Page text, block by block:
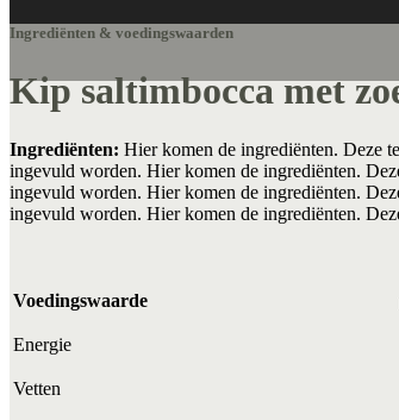
Ingrediënten & voedingswaarden
Kip saltimbocca met
Ingrediënten: Hier komen de ingrediënten. Deze
ingevuld worden. Hier komen de ingrediënten.
ingevuld worden. Hier komen de ingrediënten.
ingevuld worden. Hier komen de ingrediënten.
Voedingswaarde
Energie
Vetten